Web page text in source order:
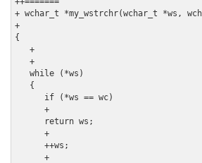
+ wchar_t *my_wstrchr(wchar_t *ws,
+
{
   +
   +
   while (*ws)
   {
      if (*ws == wc)
      +
      return ws;
      +
      ++ws;
      +